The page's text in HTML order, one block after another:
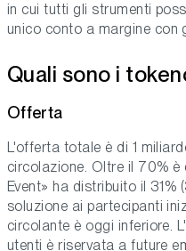
in cui tutti gli strumenti
unico conto a margine con
Quali sono i
Offerta
L'offerta totale è di 1
circolazione. Oltre il 70% è
Event» ha distribuito il 31%
soluzione ai partecipanti
circolante è oggi inferiore.
utenti è riservata a future